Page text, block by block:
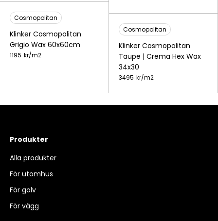
Cosmopolitan
Klinker Cosmopolitan
Grigio Wax 60x60cm
1195 kr/m2
Cosmopolitan
Klinker Cosmopolitan
Taupe | Crema Hex Wax
34x30
3495 kr/m2
Produkter
Alla produkter
För utomhus
För golv
För vägg